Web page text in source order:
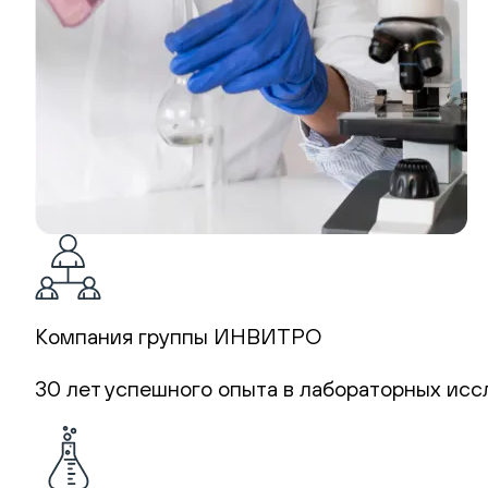
Компания группы ИНВИТРО
30 лет успешного опыта в лабораторных